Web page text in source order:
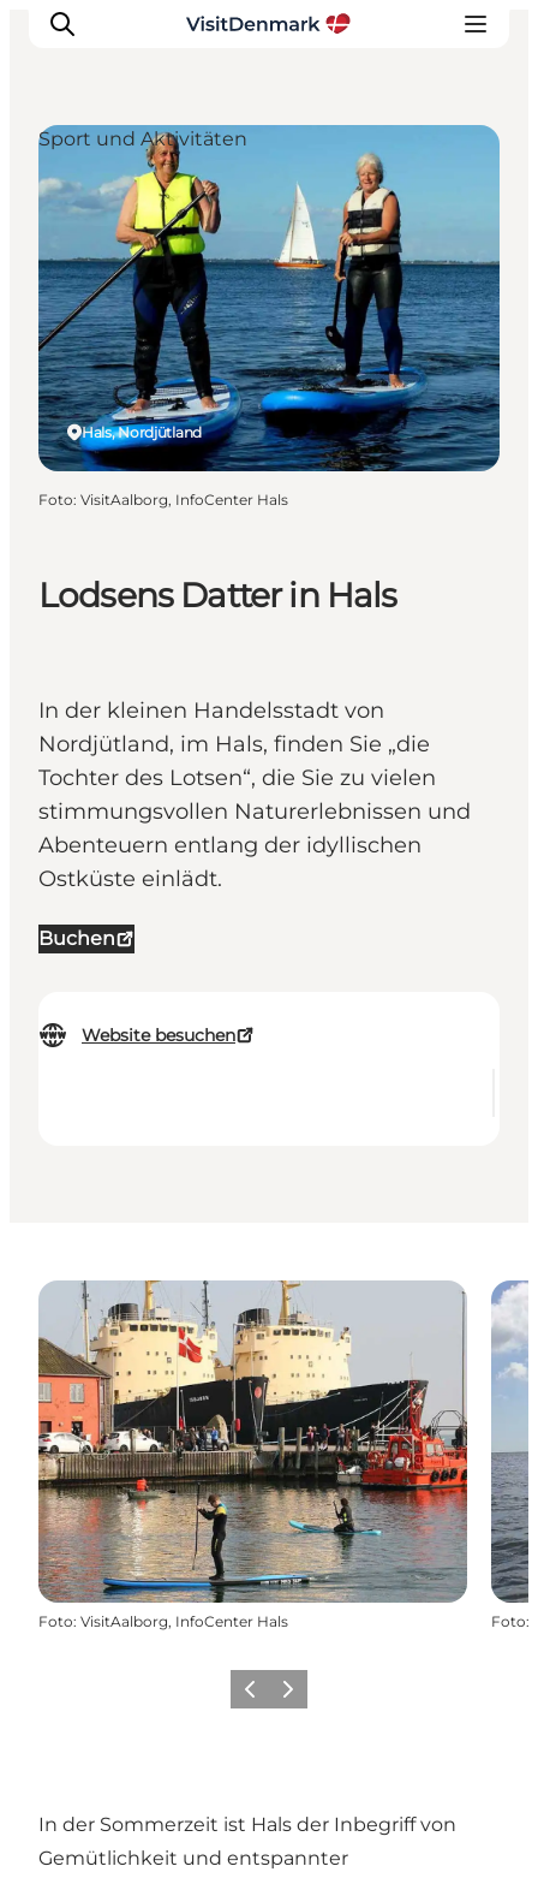
Inspiration
Regionen
Erlebnisse
Unterkünfte
Reiseplanung
Lodsens Datter in Hals
In der kleinen Handelsstadt von
Nordjütland, im Hals, finden Sie „die
Tochter des Lotsen“, die Sie zu vielen
stimmungsvollen Naturerlebnissen und
Abenteuern entlang der idyllischen
Ostküste einlädt.
Buchen
Website besuchen
Hals, Nordjütland
Sport und Aktivitäten
Foto: VisitAalborg, InfoCenter Hals
Foto: VisitAalborg, InfoCenter Hals Foto:
ZurückWeiter
In der Sommerzeit ist Hals der Inbegriff von
Gemütlichkeit und entspannter